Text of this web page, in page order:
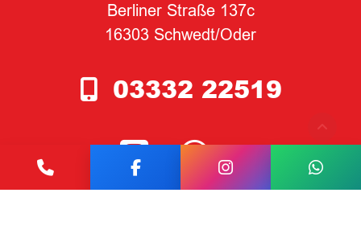
Berliner Straße 137c
16303 Schwedt/Oder
03332 22519
Kontakt Facebook Instagram